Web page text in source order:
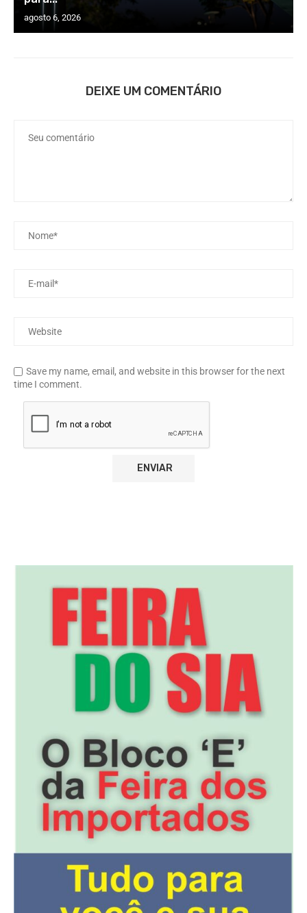
agosto 6, 2026
DEIXE UM COMENTÁRIO
Save my name, email, and website in this browser for the next
time I comment.